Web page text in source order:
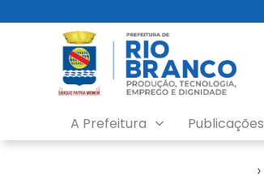
A Prefeitura Publicações
›